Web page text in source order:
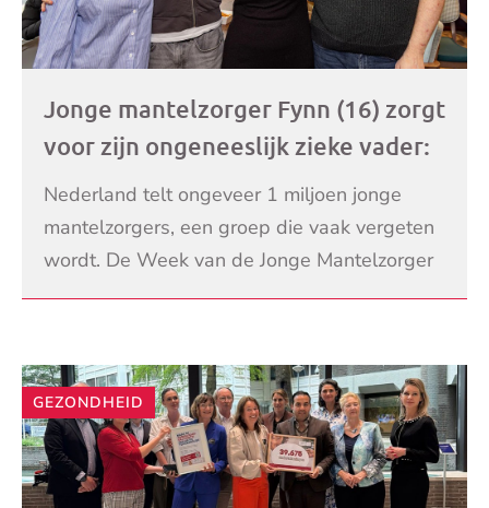
Jonge mantelzorger Fynn (16) zorgt
voor zijn ongeneeslijk zieke vader:
‘Je bent er altijd mee bezig’
Nederland telt ongeveer 1 miljoen jonge
mantelzorgers, een groep die vaak vergeten
wordt. De Week van de Jonge Mantelzorger
(1-7 juni) staat in het teken van jongeren die
LEES VERDER
GEZONDHEID